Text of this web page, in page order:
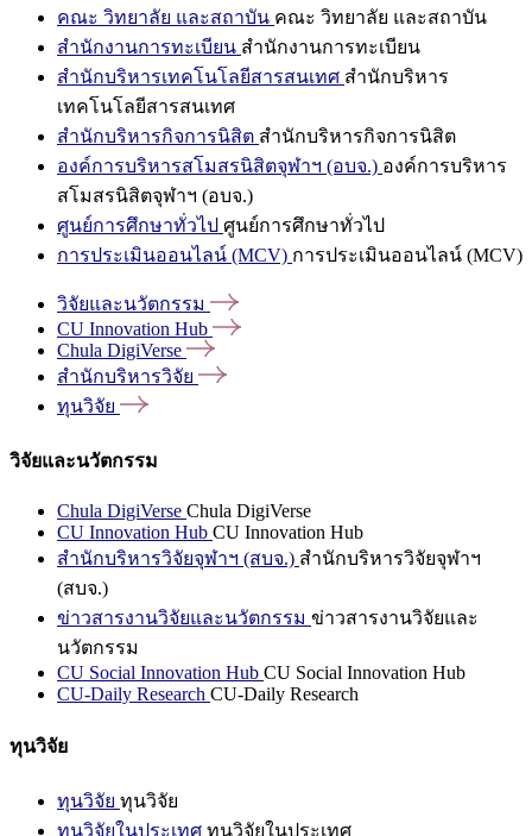
คณะ วิทยาลัย และสถาบัน คณะ วิทยาลัย และสถาบัน
สำนักงานการทะเบียน สำนักงานการทะเบียน
สำนักบริหารเทคโนโลยีสารสนเทศ สำนักบริหาร
เทคโนโลยีสารสนเทศ
สำนักบริหารกิจการนิสิต สำนักบริหารกิจการนิสิต
องค์การบริหารสโมสรนิสิตจุฬาฯ (อบจ.) องค์การบริหาร
สโมสรนิสิตจุฬาฯ (อบจ.)
ศูนย์การศึกษาทั่วไป ศูนย์การศึกษาทั่วไป
การประเมินออนไลน์ (MCV) การประเมินออนไลน์ (MCV)
วิจัยและนวัตกรรม
CU Innovation Hub
Chula DigiVerse
สำนักบริหารวิจัย
ทุนวิจัย
วิจัยและนวัตกรรม
Chula DigiVerse Chula DigiVerse
CU Innovation Hub CU Innovation Hub
สำนักบริหารวิจัยจุฬาฯ (สบจ.) สำนักบริหารวิจัยจุฬาฯ
(สบจ.)
ข่าวสารงานวิจัยและนวัตกรรม ข่าวสารงานวิจัยและ
นวัตกรรม
CU Social Innovation Hub CU Social Innovation Hub
CU-Daily Research CU-Daily Research
ทุนวิจัย
ทุนวิจัย ทุนวิจัย
ทุนวิจัยในประเทศ ทุนวิจัยในประเทศ